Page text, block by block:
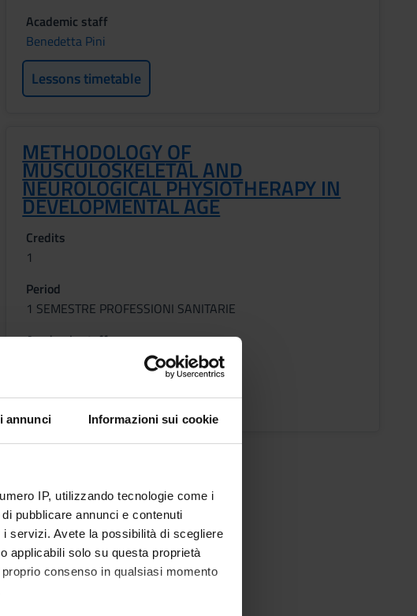
annunci Informazioni sui cookie
IP, utilizzando tecnologie come i
pubblicare annunci e contenuti
servizi. Avete la possibilità di scegliere
applicabili solo su questa proprietà
consenso in qualsiasi momento
Academic staff
Benedetta Pini
Lessons timetable
METHODOLOGY OF
MUSCULOSKELETAL AND
NEUROLOGICAL PHYSIOTHERAPY IN
DEVELOPMENTAL AGE
Credits
1
Period
1 SEMESTRE PROFESSIONI SANITARIE
Academic staff
Lessons timetable